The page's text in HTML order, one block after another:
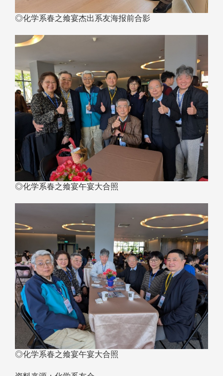
◎化学系春之飨宴杰出系友海报前合影
◎化学系春之飨宴午宴大合照
◎化学系春之飨宴午宴大合照